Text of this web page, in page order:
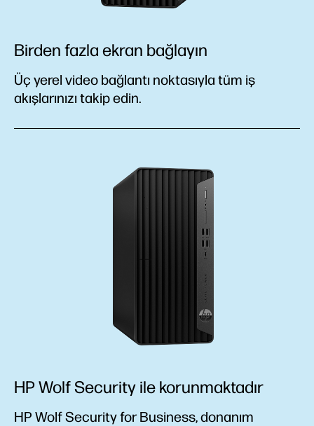
Birden fazla ekran bağlayın
Üç yerel video bağlantı noktasıyla tüm iş
akışlarınızı takip edin.
HP Wolf Security ile korunmaktadır
HP Wolf Security for Business, donanım